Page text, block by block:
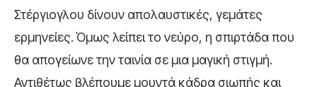
Στέργιογλου δίνουν απολαυστικές, γεμάτες
ερμηνείες. Όμως λείπει το νεύρο, η σπιρτάδα που
θα απογείωνε την ταινία σε μια μαγική στιγμή.
Αντιθέτως βλέπουμε μουντά κάδρα σιωπής και